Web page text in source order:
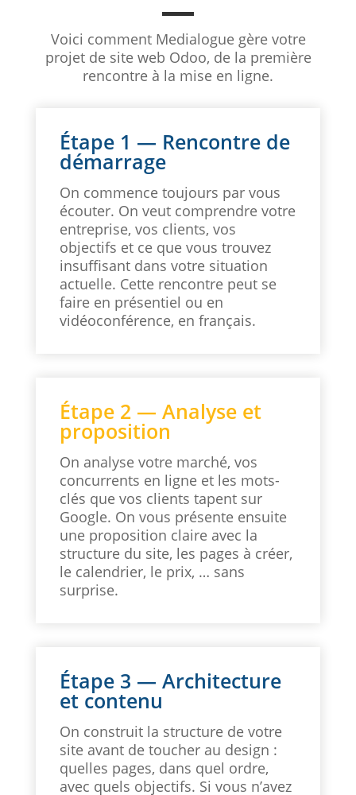
Voici comment Medialogue gère votre
projet de site web Odoo, de la première
rencontre à la mise en ligne.
Étape 1 — Rencontre de
démarrage
On commence toujours par vous
écouter. On veut comprendre votre
entreprise, vos clients, vos
objectifs et ce que vous trouvez
insuffisant dans votre situation
actuelle. Cette rencontre peut se
faire en présentiel ou en
vidéoconférence, en français.
Étape 2 — Analyse et
proposition
On analyse votre marché, vos
concurrents en ligne et les mots-
clés que vos clients tapent sur
Google. On vous présente ensuite
une proposition claire avec la
structure du site, les pages à créer,
le calendrier, le prix, … sans
surprise.
Étape 3 — Architecture
et contenu
On construit la structure de votre
site avant de toucher au design :
quelles pages, dans quel ordre,
avec quels objectifs. Si vous n’avez